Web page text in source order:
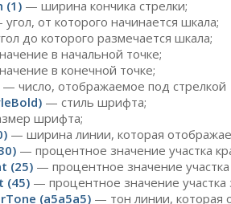
(1) — ширина кончика стрелки;
от которого начинается шкала;
до которого размечается шкала;
в начальной точке;
в конечной точке;
— число, отображаемое под стрелкой
— стиль шрифта;
шрифта;
— ширина линии, которая
— процентное значение участка
(25) — процентное значение
(45) — процентное значение участка
(a5a5a5) — тон линии, которая